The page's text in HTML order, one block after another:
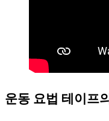
운동 요법 테이프